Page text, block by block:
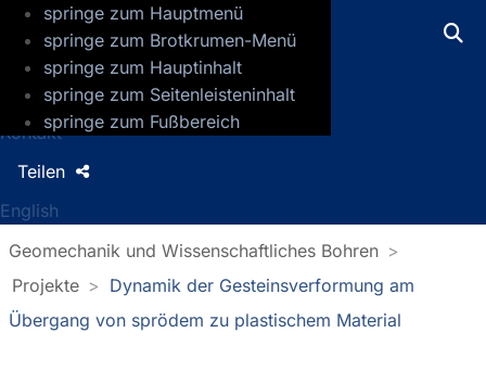
springe zum Hauptmenü
springe zum Brotkrumen-Menü
springe zum Hauptinhalt
springe zum Seitenleisteninhalt
springe zum Fußbereich
GFZ Helmholtz-Zentrum für
Presse
Jobs
Kontakt
English
Teilen
Geomechanik und Wissenschaftliches Bohren
Projekte
Dynamik der Gesteinsverformung am
Übergang von sprödem zu plastischem Material